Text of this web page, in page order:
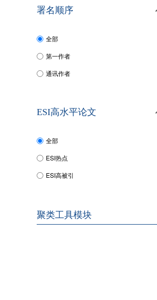
署名顺序
全部
第一作者
通讯作者
ESI高水平论文
全部
ESI热点
ESI高被引
聚类工具模块